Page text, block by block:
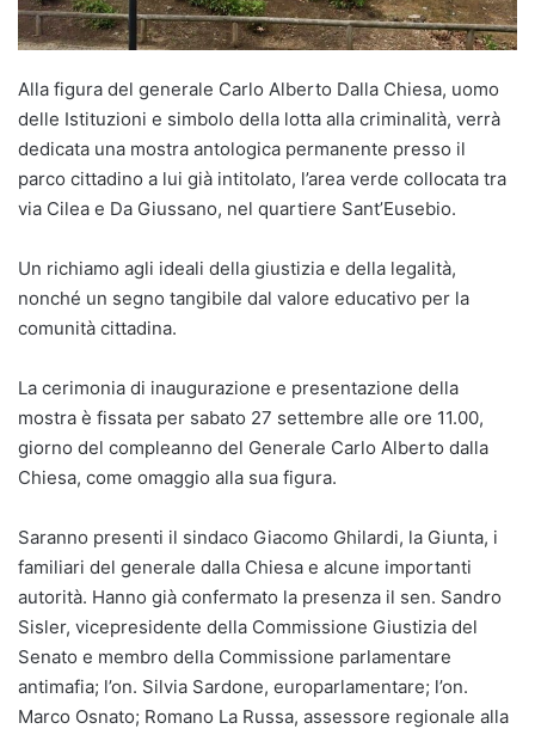
Alla figura del generale Carlo Alberto Dalla Chiesa, uomo
delle Istituzioni e simbolo della lotta alla criminalità, verrà
dedicata una mostra antologica permanente presso il
parco cittadino a lui già intitolato, l’area verde collocata tra
via Cilea e Da Giussano, nel quartiere Sant’Eusebio.
Un richiamo agli ideali della giustizia e della legalità,
nonché un segno tangibile dal valore educativo per la
comunità cittadina.
La cerimonia di inaugurazione e presentazione della
mostra è fissata per sabato 27 settembre alle ore 11.00,
giorno del compleanno del Generale Carlo Alberto dalla
Chiesa, come omaggio alla sua figura.
Saranno presenti il sindaco Giacomo Ghilardi, la Giunta, i
familiari del generale dalla Chiesa e alcune importanti
autorità. Hanno già confermato la presenza il sen. Sandro
Sisler, vicepresidente della Commissione Giustizia del
Senato e membro della Commissione parlamentare
antimafia; l’on. Silvia Sardone, europarlamentare; l’on.
Marco Osnato; Romano La Russa, assessore regionale alla